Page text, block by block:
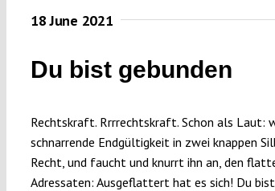
18 June 2021
Du bist gebunden
Rechtskraft. Rrrrechtskraft. Schon als Laut:
schnarrende Endgültigkeit in zwei knappen
Recht, und faucht und knurrt ihn an, den
Adressaten: Ausgeflattert hat es sich! Du